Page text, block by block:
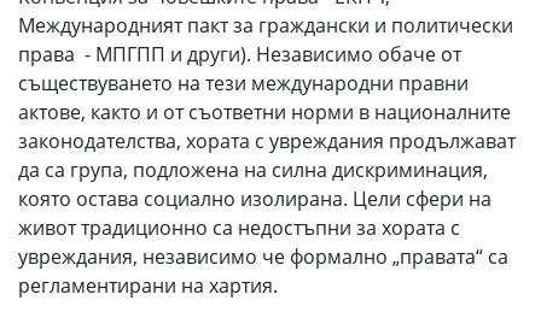
Международният пакт за граждански и политически
права - МПГПП и други). Независимо обаче от
съществуването на тези международни правни
актове, както и от съответни норми в националните
законодателства, хората с увреждания продължават
да са група, подложена на силна дискриминация,
която остава социално изолирана. Цели сфери на
живот традиционно са недостъпни за хората с
увреждания, независимо че формално „правата“ са
регламентирани на хартия.